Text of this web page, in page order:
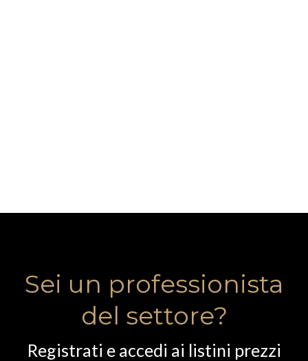
Sei un professionista
del settore?
Registrati e accedi ai listini prezzi